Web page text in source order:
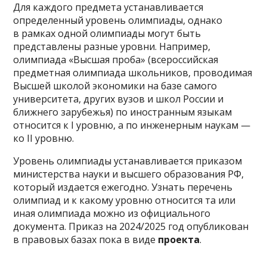
Для каждого предмета устанавливается
определенный уровень олимпиады, однако
в рамках одной олимпиады могут быть
представлены разные уровни. Например,
олимпиада «Высшая проба» (всероссийская
предметная олимпиада школьников, проводимая
Высшей школой экономики на базе самого
университета, других вузов и школ России и
ближнего зарубежья) по иностранным языкам
относится к I уровню, а по инженерным наукам —
ко II уровню.
Уровень олимпиады устанавливается приказом
министерства науки и высшего образования РФ,
который издается ежегодно. Узнать перечень
олимпиад и к какому уровню относится та или
иная олимпиада можно из официального
документа. Приказ на 2024/2025 год опубликован
в правовых базах пока в виде проекта.